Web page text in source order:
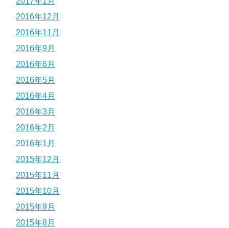
2016年12月
2016年11月
2016年9月
2016年6月
2016年5月
2016年4月
2016年3月
2016年2月
2016年1月
2015年12月
2015年11月
2015年10月
2015年9月
2015年8月